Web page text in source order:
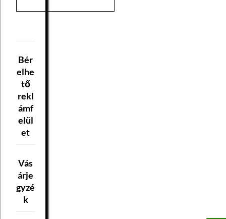
Bér
elhe
tő
rekl
ámf
elül
et
Vás
árje
gyzé
k